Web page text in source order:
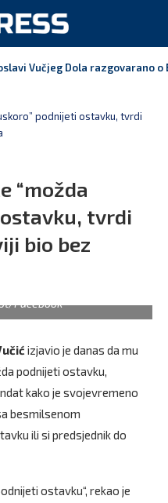
Vučjeg Dola razgovarano
podnijeti ostavku, tvrdi
“možda
tvrdi
bio bez
Facebook
izjavio je danas da mu
podnijeti ostavku,
kako je svojevremeno
besmilsenom
ili si predsjednik do
ostavku“, rekao je